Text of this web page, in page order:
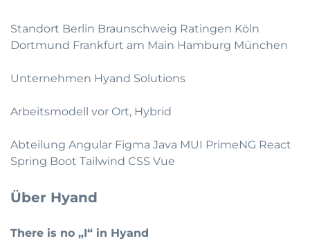
Standort Berlin Braunschweig Ratingen Köln
Dortmund Frankfurt am Main Hamburg München
Unternehmen Hyand Solutions
Arbeitsmodell vor Ort, Hybrid
Abteilung Angular Figma Java MUI PrimeNG React
Spring Boot Tailwind CSS Vue
Über Hyand
There is no „I“ in Hyand